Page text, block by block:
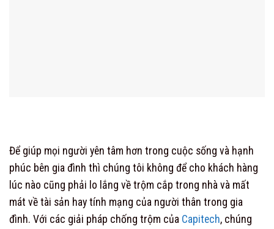
Để giúp mọi người yên tâm hơn trong cuộc sống và hạnh
phúc bên gia đình thì chúng tôi không để cho khách hàng
lúc nào cũng phải lo lắng về trộm cắp trong nhà và mất
mát về tài sản hay tính mạng của người thân trong gia
đình. Với các giải pháp chống trộm của Capitech, chúng